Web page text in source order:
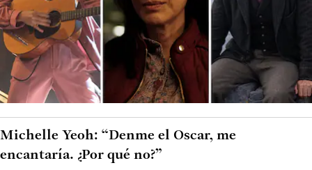
Michelle Yeoh: “Denme el Oscar, me
encantaría. ¿Por qué no?”